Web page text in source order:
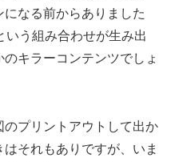
なる前からありました
いう組み合わせが生み出
キラーコンテンツでしょ
プリントアウトして出か
それもありですが、いま